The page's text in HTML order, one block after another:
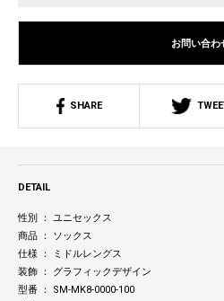
お問い合わ
SHARE
DETAIL
性別 ： ユニセックス
商品 ： ソックス
仕様 ： ミドルレングス
装飾 ： グラフィックデザイン
型番 ： SM-MK8-0000-100